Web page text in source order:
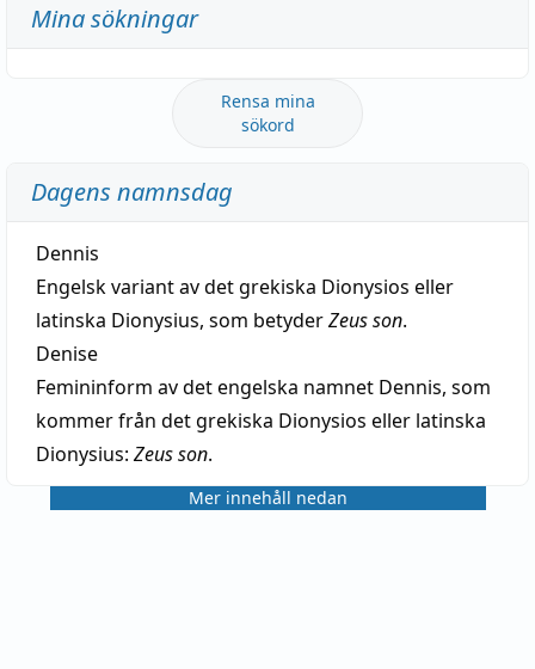
Mina sökningar
Rensa mina
sökord
Dagens namnsdag
Dennis
Engelsk variant av det grekiska Dionysios eller
latinska Dionysius, som betyderZeus son.
Denise
Femininform av det engelska namnet Dennis, som
kommer från det grekiska Dionysios eller latinska
Dionysius: Zeus son.
Mer innehåll nedan